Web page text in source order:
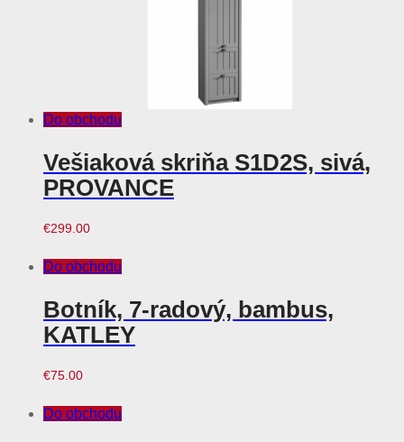
Do obchodu
Vešiaková skriňa S1D2S, sivá,
PROVANCE
€299.00
Do obchodu
Botník, 7-radový, bambus,
KATLEY
€75.00
Do obchodu